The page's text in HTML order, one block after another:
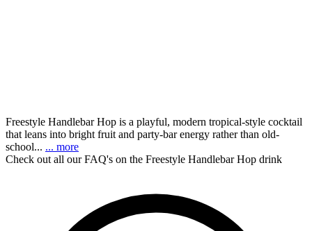
Freestyle Handlebar Hop is a playful, modern tropical-style cocktail
that leans into bright fruit and party-bar energy rather than old-
school... ... more
Check out all our FAQ's on the Freestyle Handlebar Hop drink